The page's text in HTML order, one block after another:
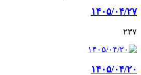
۱۴۰۵/۰۴/۲۷
۲۳۷
۱۴۰۵/۰۴/۲۰